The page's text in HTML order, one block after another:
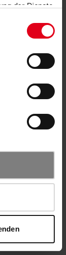
der Dienste